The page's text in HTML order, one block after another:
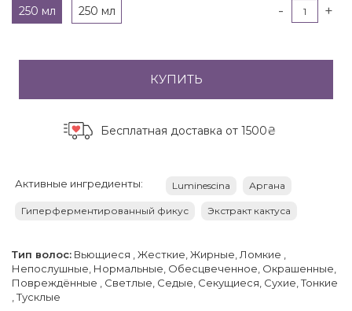
250 мл 250 мл - +
КУПИТЬ
Бесплатная доставка от 1500₴
Активные ингредиенты: Luminescina Аргана
Гиперферментированный фикус Экстракт кактуса
Тип волос: Вьющиеся , Жесткие, Жирные, Ломкие ,
Непослушные, Нормальные, Обесцвеченное, Окрашенные,
Повреждённые , Светлые, Седые, Секущиеся, Сухие, Тонкие
, Тусклые